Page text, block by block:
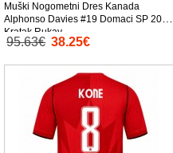
Muški Nogometni Dres Kanada
Alphonso Davies #19 Domaci SP 2026
Kratak Rukav
95.63€ 38.25€